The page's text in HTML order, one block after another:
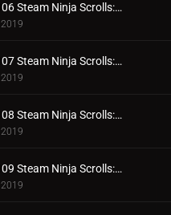
ตอนที่ 106 Steam Ninja Scrolls: ภารกิจระดับ S!
2019
ตอนที่ 107 Steam Ninja Scrolls: สงครามสุนัขและแมว!
2019
ตอนที่ 108 Steam Ninja Scrolls: โรงแรมผีสิง!
2019
ตอนที่ 109 Steam Ninja Scrolls: มันฝรั่งแผ่นทอดและก้อนหินยักษ์!